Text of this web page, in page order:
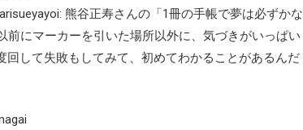
熊谷正寿さんの「1冊の手帳で夢は必ずかな
前にマーカーを引いた場所以外に、気づきがいっぱい
して失敗もしてみて、初めてわかることがあるんだ
@m_kumagai